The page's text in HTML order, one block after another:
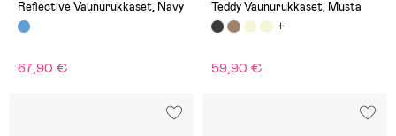
Reflective Vaunurukkaset, Navy
67,90 €
Teddy Vaunurukkaset, Musta
59,90 €